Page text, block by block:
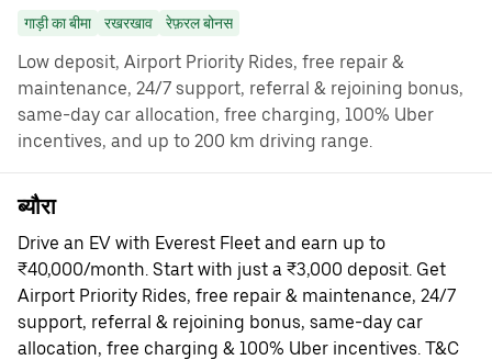
गाड़ी का बीमा रखरखाव रेफ़रल बोनस
Low deposit, Airport Priority Rides, free repair &
maintenance, 24/7 support, referral & rejoining bonus,
same-day car allocation, free charging, 100% Uber
incentives, and up to 200 km driving range.
ब्यौरा
Drive an EV with Everest Fleet and earn up to
₹40,000/month. Start with just a ₹3,000 deposit. Get
Airport Priority Rides, free repair & maintenance, 24/7
support, referral & rejoining bonus, same-day car
allocation, free charging & 100% Uber incentives. T&C